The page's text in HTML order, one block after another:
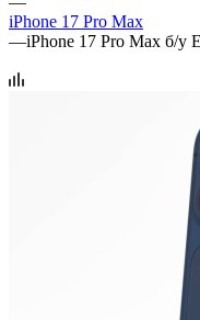
iPhone 17 Pro Max
—iPhone 17 Pro Max б/у